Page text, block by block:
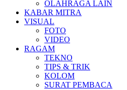
OLAHRAGA LAIN
KABAR MITRA
VISUAL
FOTO
VIDEO
RAGAM
TEKNO
TIPS & TRIK
KOLOM
SURAT PEMBACA